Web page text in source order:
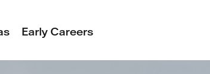
Early Careers